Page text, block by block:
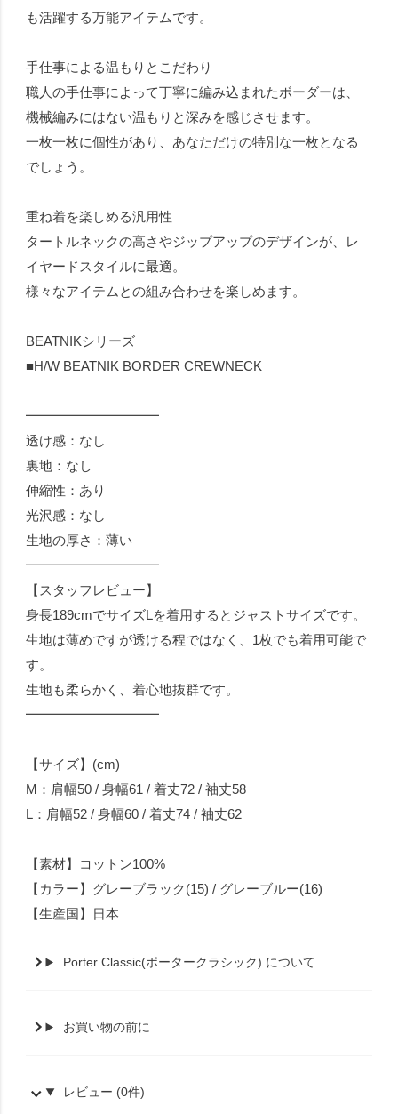
も活躍する万能アイテムです。
手仕事による温もりとこだわり
職人の手仕事によって丁寧に編み込まれたボーダーは、
機械編みにはない温もりと深みを感じさせます。
一枚一枚に個性があり、あなただけの特別な一枚となる
でしょう。
重ね着を楽しめる汎用性
タートルネックの高さやジップアップのデザインが、レ
イヤードスタイルに最適。
様々なアイテムとの組み合わせを楽しめます。
BEATNIKシリーズ
■H/W BEATNIK BORDER CREWNECK
━━━━━━━━━━
透け感：なし
裏地：なし
伸縮性：あり
光沢感：なし
生地の厚さ：薄い
━━━━━━━━━━
【スタッフレビュー】
身長189cmでサイズLを着用するとジャストサイズです。
生地は薄めですが透ける程ではなく、1枚でも着用可能で
す。
生地も柔らかく、着心地抜群です。
━━━━━━━━━━
【サイズ】(cm)
M：肩幅50 / 身幅61 / 着丈72 / 袖丈58
L：肩幅52 / 身幅60 / 着丈74 / 袖丈62
【素材】コットン100%
【カラー】グレーブラック(15) / グレーブルー(16)
【生産国】日本
Porter Classic(ポータークラシック) について
お買い物の前に
レビュー (0件)